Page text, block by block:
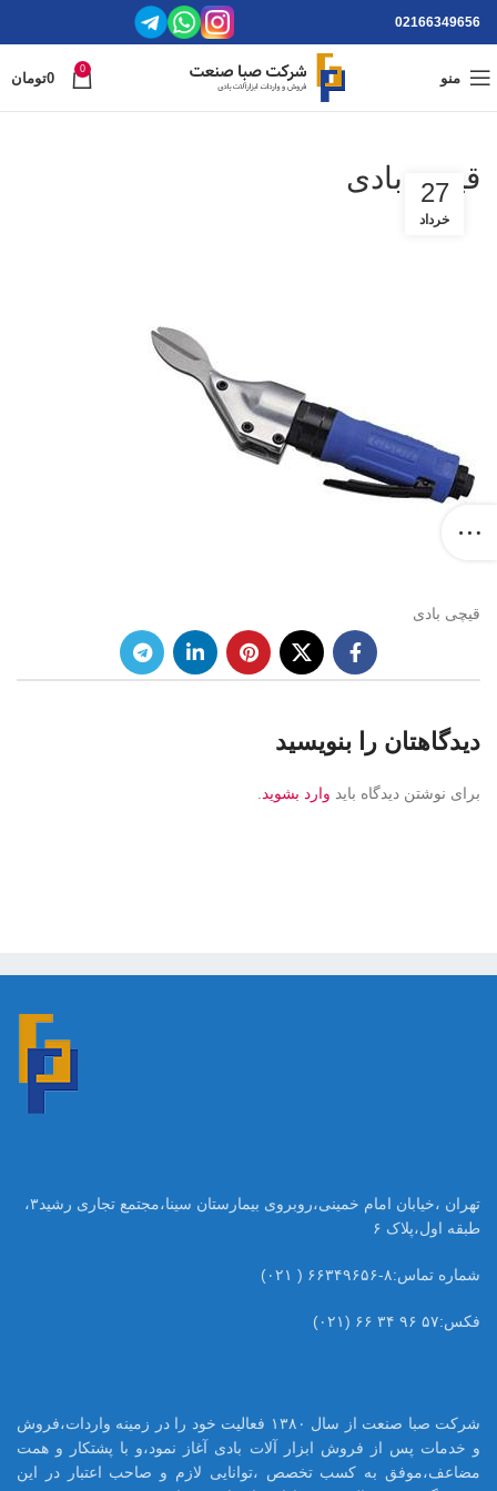
02166349656
منو
0
0تومان
قیچی بادی
27
خرداد
قیچی بادی
دیدگاهتان را بنویسید
برای نوشتن دیدگاه باید وارد بشوید
تهران ،خیابان امام خمینی،روبروی بیمارستان سینا،مجتمع تجاری رشید۳،
طبقه اول،پلاک ۶
شماره تماس:۸-۶۶۳۴۹۶۵۶ ( ۰۲۱)
فکس:۵۷ ۹۶ ۳۴ ۶۶ (۰۲۱)
شرکت صبا صنعت از سال ۱۳۸۰ فعالیت خود را در زمینه واردات،فروش
و خدمات پس از فروش ابزار آلات بادی آغاز نمود،و با پشتکار و همت
مضاعف،موفق به کسب تخصص ،توانایی لازم و صاحب اعتبار در این